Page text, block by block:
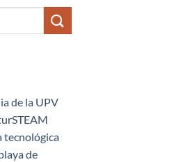
de la UPV
tecnológica
de